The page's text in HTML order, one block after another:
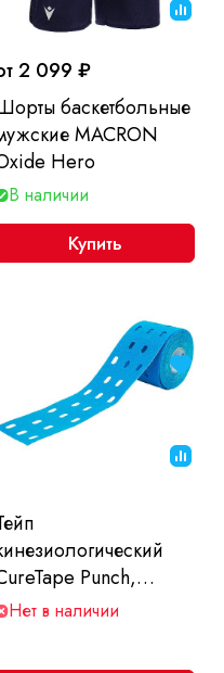
2 099 ₽
баскетбольные
MACRON
Hero
В наличии
Купить
Punch,
Нет в наличии